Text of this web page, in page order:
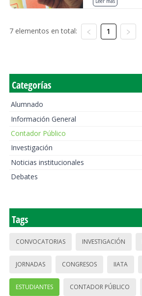
7 elementos en total: 1
Categorías
Alumnado
Información General
Contador Público
Investigación
Noticias institucionales
Debates
Tags
CONVOCATORIAS INVESTIGACIÓN
JORNADAS CONGRESOS IIATA
ESTUDIANTES CONTADOR PÚBLICO